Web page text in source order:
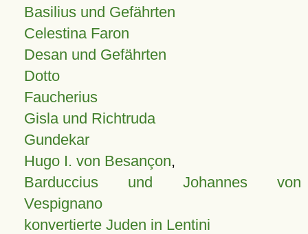
Basilius und Gefährten
Celestina Faron
Desan und Gefährten
Dotto
Faucherius
Gisla und Richtruda
Gundekar
Hugo I. von Besançon,
Barduccius und Johannes von
Vespignano
konvertierte Juden in Lentini